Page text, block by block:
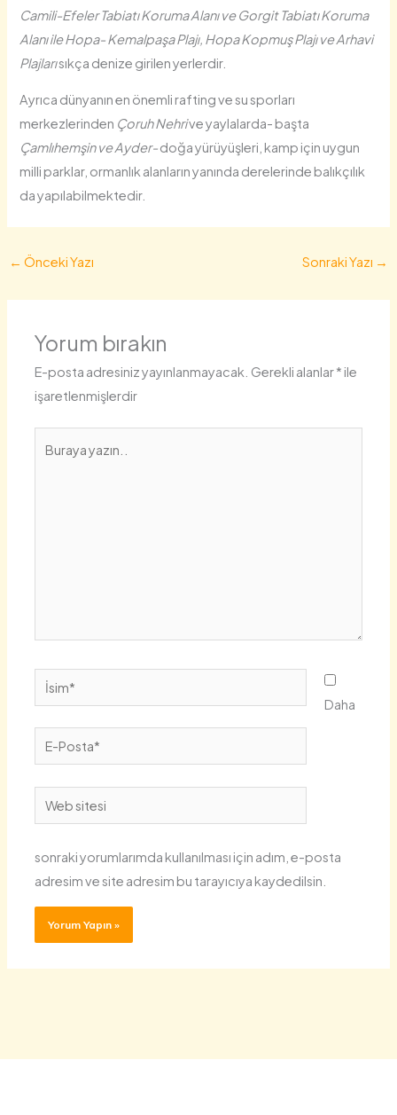
Camili-Efeler Tabiatı Koruma Alanı ve Gorgit Tabiatı Koruma
Alanı ile Hopa- Kemalpaşa Plajı, Hopa Kopmuş Plajı ve Arhavi
Plajlarısıkça denize girilen yerlerdir.
Ayrıca dünyanın en önemli rafting ve su sporları
merkezlerinden Çoruh Nehrive yaylalarda- başta
Çamlıhemşin ve Ayder-doğa yürüyüşleri, kamp için uygun
milli parklar, ormanlık alanların yanında derelerinde balıkçılık
da yapılabilmektedir.
← Önceki Yazı Sonraki Yazı →
Yorum bırakın
E-posta adresiniz yayınlanmayacak. Gerekli alanlar* ile
işaretlenmişlerdir
yazın..
İsim*
E-
Posta*
Web
sitesi
Daha
sonraki yorumlarımda kullanılması için adım, e-posta
adresim ve site adresim bu tarayıcıya kaydedilsin.